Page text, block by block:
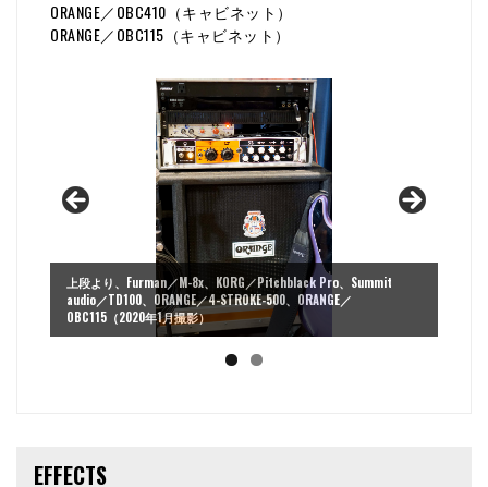
ORANGE／OBC410（キャビネット）
ORANGE／OBC115（キャビネット）
上段より、Furman／M-8x、KORG／Pitchblack Pro、Summit
audio／TD100、ORANGE／4-STROKE-500、ORANGE／
OBC115（2020年1月撮影）
EFFECTS